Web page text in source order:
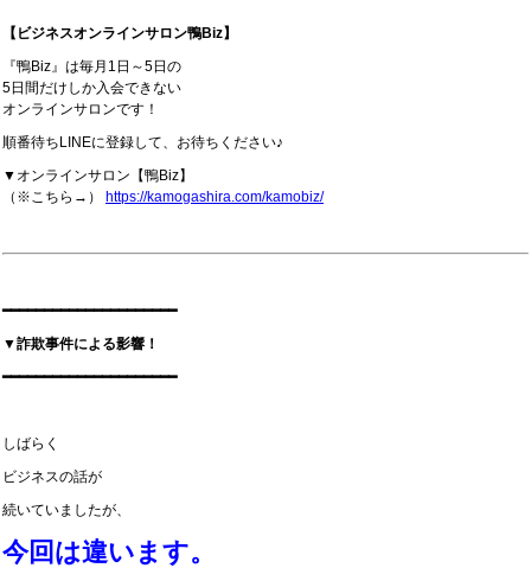
【ビジネスオンラインサロン鴨Biz】
『鴨Biz』は毎月1日～5日の
5日間だけしか入会できない
オンラインサロンです！
順番待ちLINEに登録して、お待ちください♪
▼オンラインサロン【鴨Biz】
（※こちら→） https://kamogashira.com/kamobiz/
━━━━━━━━━━━━━━━━━━━━━
▼詐欺事件による影響！
━━━━━━━━━━━━━━━━━━━━━
しばらく
ビジネスの話が
続いていましたが、
今回は違います。